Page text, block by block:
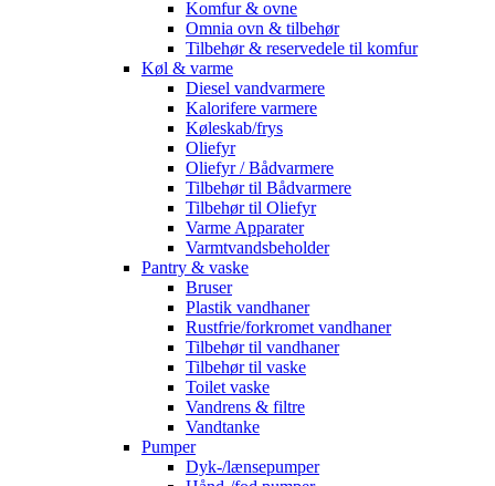
Komfur & ovne
Omnia ovn & tilbehør
Tilbehør & reservedele til komfur
Køl & varme
Diesel vandvarmere
Kalorifere varmere
Køleskab/frys
Oliefyr
Oliefyr / Bådvarmere
Tilbehør til Bådvarmere
Tilbehør til Oliefyr
Varme Apparater
Varmtvandsbeholder
Pantry & vaske
Bruser
Plastik vandhaner
Rustfrie/forkromet vandhaner
Tilbehør til vandhaner
Tilbehør til vaske
Toilet vaske
Vandrens & filtre
Vandtanke
Pumper
Dyk-/lænsepumper